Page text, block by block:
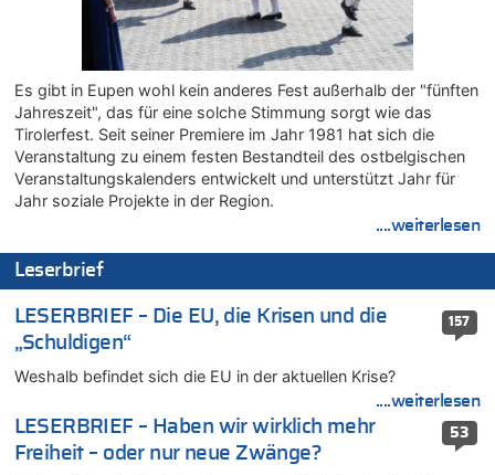
07.08.2026 - 12:31 von Fassungslos zu
In Belgien missachten zwei von drei Autofahrern das
Tempolimit in 30er-Zonen – Untersuchung von Vias
07.08.2026 - 11:31 von Zuhörer zu
In Belgien missachten zwei von drei Autofahrern das
Tempolimit in 30er-Zonen – Untersuchung von Vias
07.08.2026 - 11:23 von Dax zu
In Belgien missachten zwei von drei Autofahrern das
Tempolimit in 30er-Zonen – Untersuchung von Vias
07.08.2026 - 11:20 von JoKrings zu
In Belgien missachten zwei von drei Autofahrern das
Tempolimit in 30er-Zonen – Untersuchung von Vias
07.08.2026 - 11:15 von Dax zu
Wie kam es zur Ceuta-Krise?
07.08.2026 - 11:12 von Frage zu
Wasserstand des Rheins in NRW so niedrig wie noch nie
07.08.2026 - 10:29 von Soso zu
Aachen ab 11. August wieder Mekka des Pferdesports –
Es gibt in Eupen wohl kein anderes Fest außerhalb der "fünften
Jahreszeit", das für eine solche Stimmung sorgt wie das
Tirolerfest. Seit seiner Premiere im Jahr 1981 hat sich die
Veranstaltung zu einem festen Bestandteil des ostbelgischen
Veranstaltungskalenders entwickelt und unterstützt Jahr für
Jahr soziale Projekte in der Region.
....weiterlesen
Leserbrief
157
LESERBRIEF – Die EU, die Krisen und die
„Schuldigen“
Weshalb befindet sich die EU in der aktuellen Krise?
....weiterlesen
53
LESERBRIEF – Haben wir wirklich mehr
Freiheit – oder nur neue Zwänge?